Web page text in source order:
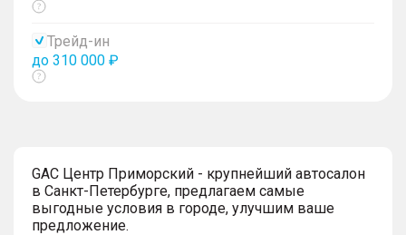
Показать
Трейд-ин
до 310 000 ₽
Показать
GAC Центр Приморский - крупнейший автосалон
в Санкт-Петербурге, предлагаем самые
выгодные условия в городе, улучшим ваше
предложение.